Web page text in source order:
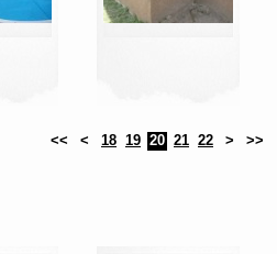
<< < 18 19 20 21 22 > >>